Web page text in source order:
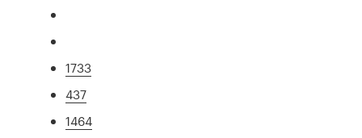
1733
437
1464